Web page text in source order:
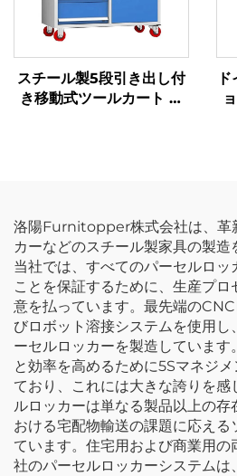
スチール製5段引き出し付
き移動式ツールカート 自
洛陽Furnitopper株式会社は、革
カーなどのスチール製家具の製造
当社では、すべてのパーセルロッ
ことを保証するために、生産プ
意を払っています。最先端の
びロボット溶接システムを使用
ーセルロッカーを製造していま
と効率を高めるために5Sマネジ
ており、これには大きな誇りを
ルロッカーは単なる製品以上の
おける宅配物輸送の課題に応える
ています。住宅用および商業用の
社のパーセルロッカーシステムは